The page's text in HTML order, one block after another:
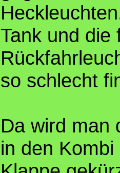
Tank und die
so schlecht
Da wird man
in den